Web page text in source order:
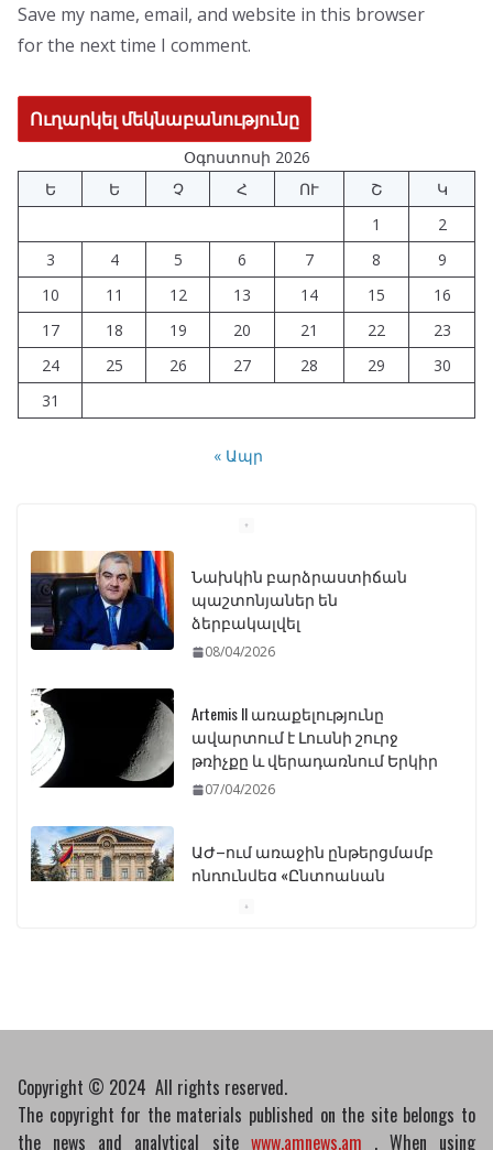
Save my name, email, and website in this browser
for the next time I comment.
Օգոստոսի 2026
Ե
Ե Չ Հ ՈՒ Շ
Կ
1
2
3
4 5 6 7 8
9
10
11 12 13 14 15
16
17
18 19 20 21 22
23
24
25 26 27 28 29
30
31
« Ապր
Նախկին բարձրաստիճան
պաշտոնյաներ են
ձերբակալվել
08/04/2026
Artemis II առաքելությունը
ավարտում է Լուսնի շուրջ
թռիչքը և վերադառնում Երկիր
07/04/2026
ԱԺ–ում առաջին ընթերցմամբ
ընդունվեց «Ընտրական
կբողոքարկի Գարեգին
սահմանափակման
վերացման որոշումը
13/04/2026
Copyright © 2024 All rights reserved.
The copyright for the materials published on the site belongs to
the news and analytical site www.amnews.am . When using